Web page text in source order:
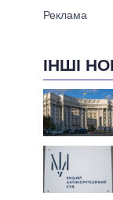
ІНШІ